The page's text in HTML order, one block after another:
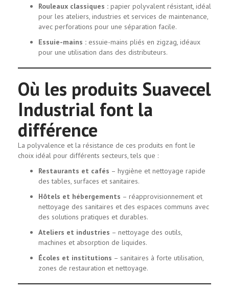
Rouleaux classiques : papier polyvalent résistant, idéal
pour les ateliers, industries et services de maintenance,
avec perforations pour une séparation facile.
Essuie-mains : essuie-mains pliés en zigzag, idéaux
pour une utilisation dans des distributeurs.
Où les produits Suavecel
Industrial font la
différence
La polyvalence et la résistance de ces produits en font le
choix idéal pour différents secteurs, tels que :
Restaurants et cafés – hygiène et nettoyage rapide
des tables, surfaces et sanitaires.
Hôtels et hébergements – réapprovisionnement et
nettoyage des sanitaires et des espaces communs avec
des solutions pratiques et durables.
Ateliers et industries – nettoyage des outils,
machines et absorption de liquides.
Écoles et institutions – sanitaires à forte utilisation,
zones de restauration et nettoyage.